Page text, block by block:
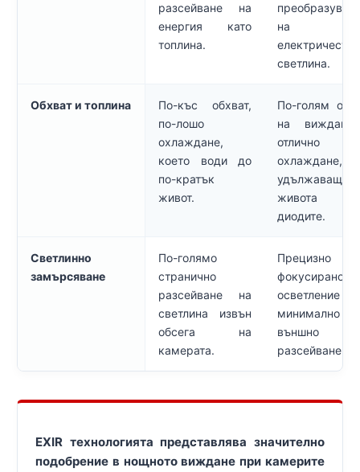
разсейване на
енергия като
топлина.
на
светлина.
Обхват и топлина
По-къс обхват,
по-лошо
охлаждане,
което води до
по-кратък
живот.
По-голям
на
отлично
охлаждане,
удължаващо
живота
диодите.
Светлинно
замърсяване
По-голямо
странично
разсейване на
светлина извън
обсега на
камерата.
Прецизно
фокусирано
минимално
външно
разсейване.
EXIR технологията представлява значително
подобрение в нощното виждане при камерите